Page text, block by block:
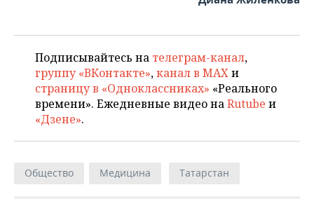
Подписывайтесь на телеграм-канал,
группу «ВКонтакте»,канал в MAXи
страницу в «Одноклассниках» «Реального
времени». Ежедневные видео наRutube и
«Дзене».
Общество Медицина Татарстан